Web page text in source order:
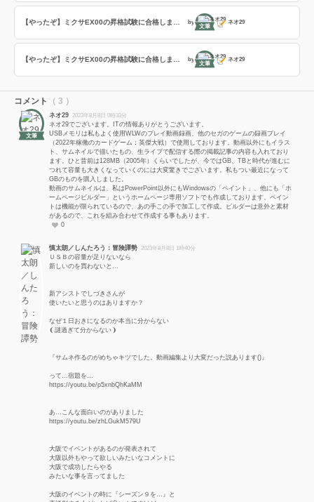
by
文筆
ネオ29
by
文筆
ネオ29
コメント （ 3 ）
文筆
ネオ29 2023年8月8日 0時33分
ネオ29でございます。ITの情報ありがとうございます。
USBメモリは私もよく使用WLWのプレイ動画録画、他のセガのゲームの録画プレイ
（2022年稼働のカードゲーム：英傑大戦）で使用しております。動画以外にもイラス
ト、サムネイルで描いたもの、生ライブで配信する際の掲載記事の内容も入れており
ます。ひと昔前は128MB（2005年）くらいでしたが、今ではGB、TBと時代が進むに
つれて容量も大きくなっていくのには大変驚きでございます。私もつい最近になって
GBのものを購入しました。
動画のサムネイルは、私はPowerPoint以外にもWindowsの「ペイント」、他にも「ホ
ームページビルダー」というホームページ専用ソフトでも作成しております。ペイン
トは機能が限られているので、あの手この手で加工して作成。ビルダーは意外と素材
があるので、これを組み合わせて作成する事もあります。
0
慎太朗／しんたろう：冒険譚勢 2023年8月8日 1時40分
ＵＳＢの容量が足りないなら
新しいのを買わないと…
新アシストでしづきさんが
使いたいと思うのはありますか？
なぜ１日おきになるのか本当に分からない
❨謎過ぎて分からない❩
『サムネ作るのがめちゃキツでした。動画編集より大変だった説あります()』
って…宿題を…
https://youtu.be/p5xnbQhKaMM
あ…こんな面白いのがありました
https://youtu.be/zhLGukM579U
大阪でイベントがあるのが発表されて
大阪以外もやって欲しいみたいなコメントに
大阪で成功したらやる
みたいな事を言ってました
大阪のイベントの時に『シーズン９を…』と